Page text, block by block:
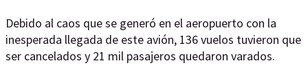
Debido al caos que se generó en el aeropuerto con la
inesperada llegada de este avión, 136 vuelos tuvieron que
ser cancelados y 21 mil pasajeros quedaron varados.